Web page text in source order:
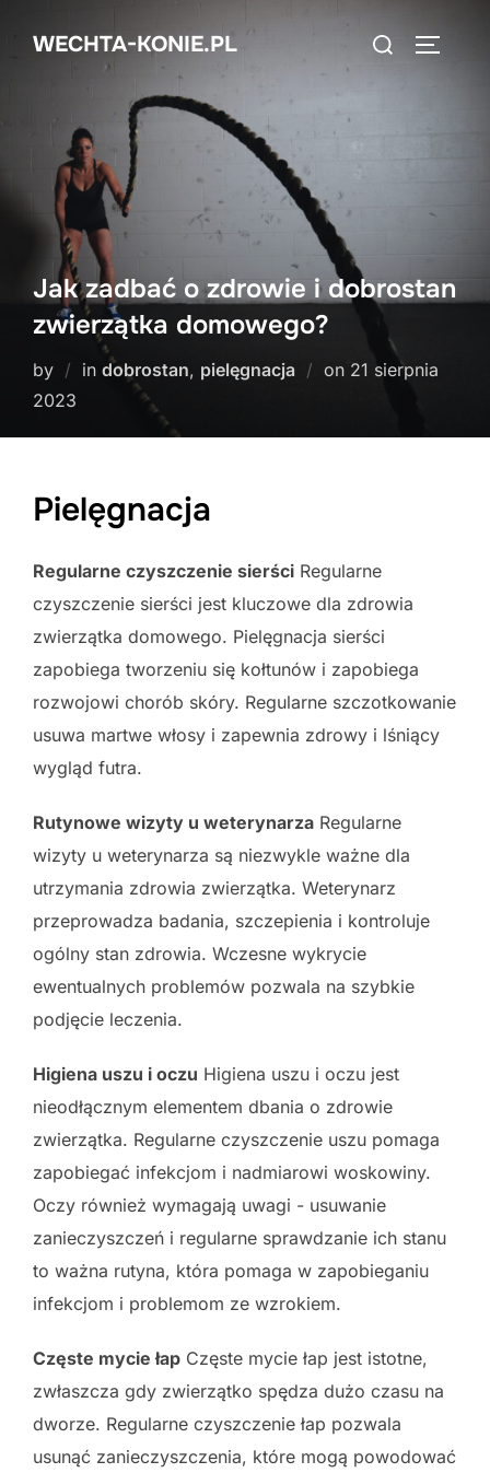
WECHTA-KONIE.PL
Search
Jak zadbać o zdrowie i dobrostan
zwierzątka domowego?
by in dobrostan, pielęgnacja on Posted
21 sierpnia
2023
Pielęgnacja
Regularne czyszczenie sierści Regularne
czyszczenie sierści jest kluczowe dla zdrowia
zwierzątka domowego. Pielęgnacja sierści
zapobiega tworzeniu się kołtunów i zapobiega
rozwojowi chorób skóry. Regularne szczotkowanie
usuwa martwe włosy i zapewnia zdrowy i lśniący
wygląd futra.
Rutynowe wizyty u weterynarza Regularne
wizyty u weterynarza są niezwykle ważne dla
utrzymania zdrowia zwierzątka. Weterynarz
przeprowadza badania, szczepienia i kontroluje
ogólny stan zdrowia. Wczesne wykrycie
ewentualnych problemów pozwala na szybkie
podjęcie leczenia.
Higiena uszu i oczu Higiena uszu i oczu jest
nieodłącznym elementem dbania o zdrowie
zwierzątka. Regularne czyszczenie uszu pomaga
zapobiegać infekcjom i nadmiarowi woskowiny.
Oczy również wymagają uwagi - usuwanie
zanieczyszczeń i regularne sprawdzanie ich stanu
to ważna rutyna, która pomaga w zapobieganiu
infekcjom i problemom ze wzrokiem.
Częste mycie łap Częste mycie łap jest istotne,
zwłaszcza gdy zwierzątko spędza dużo czasu na
dworze. Regularne czyszczenie łap pozwala
usunąć zanieczyszczenia, które mogą powodować